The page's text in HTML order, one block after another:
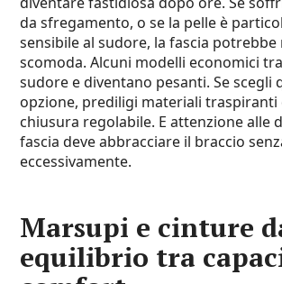
da sfregamento, o se la pelle è
sensibile al sudore, la fascia
scomoda. Alcuni modelli economici
sudore e diventano pesanti. Se scegli
opzione, prediligi materiali traspiranti
chiusura regolabile. E attenzione alle
fascia deve abbracciare il braccio
eccessivamente.
Marsupi e cinture
equilibrio tra